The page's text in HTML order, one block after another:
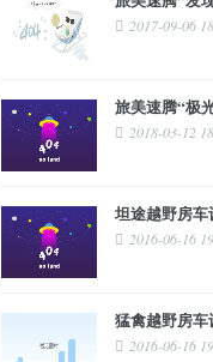
2017-09-06
旅美速腾“极
2018-03-12
坦途越野房车
2016-06-16
猛禽越野房车
2016-06-16